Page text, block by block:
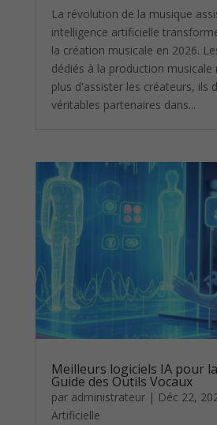
La révolution de la musique
intelligence artificielle
la création musicale en 2026.
dédiés à la production
plus d'assister les créateurs, ils
véritables partenaires dans...
Meilleurs logiciels IA pour
Guide des Outils Vocaux
par administrateur| Déc 22,
Artificielle